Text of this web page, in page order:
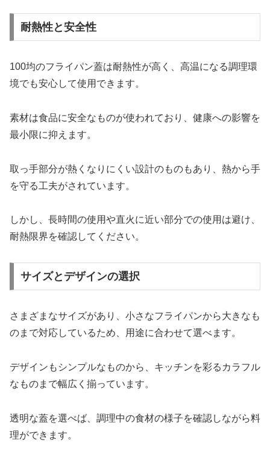
耐熱性と安全性
100均のフライパン蓋は耐熱性が高く、高温になる調理環
境でも安心して使用できます。
素材は食品に安全なものが使われており、健康への影響を
最小限に抑えます。
取っ手部分が熱くなりにくい設計のものもあり、熱から手
を守る工夫がされています。
しかし、長時間の使用や直火に近い部分での使用は避け、
耐熱限界を確認してください。
サイズとデザインの選択
さまざまなサイズがあり、小さなフライパンから大きなも
のまで対応しているため、用途に合わせて選べます。
デザインもシンプルなものから、キッチンを彩るカラフル
なものまで幅広く揃っています。
透明な蓋を選べば、調理中の食材の様子を確認しながら料
理ができます。